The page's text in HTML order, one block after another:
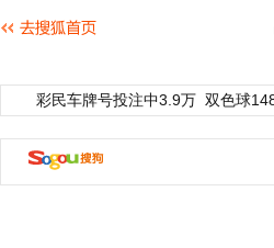
彩民车牌号投注中3.9万 双色球